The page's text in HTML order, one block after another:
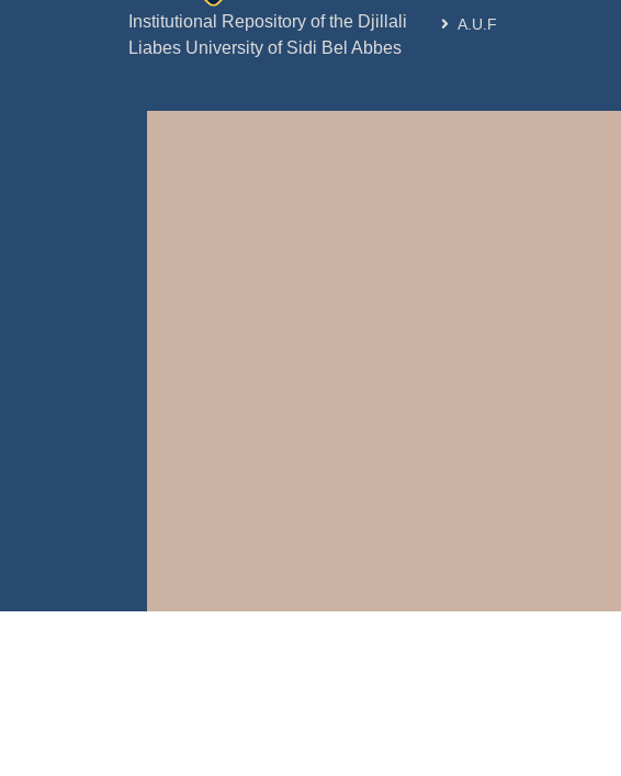
Institutional Repository of the Djillali
Liabes University of Sidi Bel Abbes
A.U.F